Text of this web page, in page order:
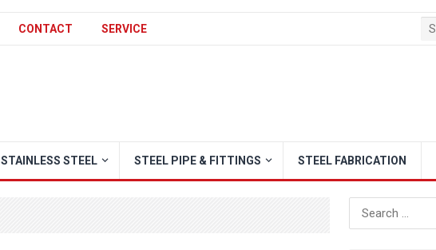
CONTACT SERVICE
STAINLESS STEEL STEEL PIPE & FITTINGS STEEL FABRICATION
Search
for: